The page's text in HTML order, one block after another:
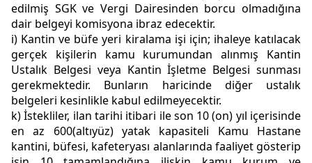
edilmiş SGK ve Vergi Dairesinden borcu olmadığına
dair belgeyi komisyona ibraz edecektir.
i) Kantin ve büfe yeri kiralama işi için; ihaleye katılacak
gerçek kişilerin kamu kurumundan alınmış Kantin
Ustalık Belgesi veya Kantin İşletme Belgesi sunması
gerekmektedir. Bunların haricinde diğer ustalık
belgeleri kesinlikle kabul edilmeyecektir.
k) İstekliler, ilan tarihi itibari ile son 10 (on) yıl içerisinde
en az 600(altıyüz) yatak kapasiteli Kamu Hastane
kantini, büfesi, kafeteryası alanlarında faaliyet gösterip